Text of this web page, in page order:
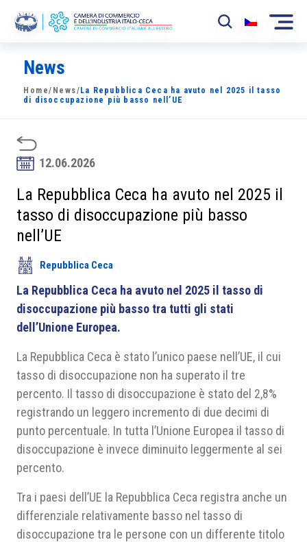
La Camera
News
Sviluppo Mercato
Soci
Partner
Area riservata
News
Home/ News/ La Repubblica Ceca ha avuto nel 2025 il tasso
di disoccupazione più basso nell’UE
12.06.2026
La Repubblica Ceca ha avuto nel 2025 il
tasso di disoccupazione più basso
nell’UE
Repubblica Ceca
La Repubblica Ceca ha avuto nel 2025 il tasso di
disoccupazione più basso tra tutti gli stati
dell’Unione Europea.
La Repubblica Ceca è stato l’unico paese nell’UE, il cui
tasso di disoccupazione non ha superato il tre
percento. Il tasso di disoccupazione è stato del 2,8%
registrando un leggero incremento di due decimi di
punto percentuale. In tutta l’Unione Europea il tasso di
disoccupazione è invece diminuito leggermente al sei
percento.
Tra i paesi dell’UE la Repubblica Ceca registra anche un
differenziale relativamente basso nel tasso di
disoccupazione tra le persone con un differente titolo